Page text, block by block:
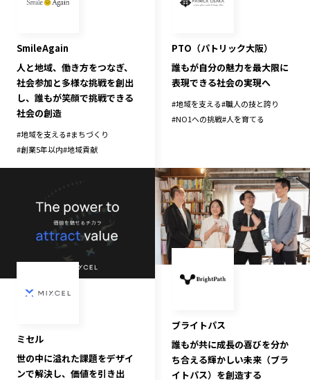
SmileAgain
人と地域、働き方をつなぎ、
社会参加と多様な挑戦を創出
し、誰もが笑顔で挑戦できる
社会の創造
#地域を支える#まちづくり
#創業5年以内#地域貢献
PTO（パトリック大阪）
誰もが自分の魅力を最大限に
表現できる社会の実現へ
#地域を支える#職人の技と誇り
#NO1への挑戦#人を育てる
ミセル
世の中に溢れた課題をデザイ
ンで解決し、価値を引き出
ブライトパス
誰もが共に成長の喜びを分か
ち合える輝かしい未来（ブラ
イトパス）を創造する